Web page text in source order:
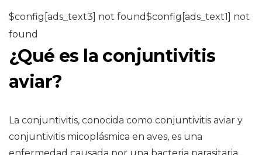
$config[ads_text3] not found$config[ads_text1] not
found
¿Qué es la conjuntivitis
aviar?
La conjuntivitis, conocida como conjuntivitis aviar y
conjuntivitis micoplásmica en aves, es una